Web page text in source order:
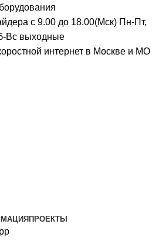
с 9.00 до 18.00(Мск) Пн-Пт,
Вс выходные
интернет в Москве и МО
ПРОЕКТЫ